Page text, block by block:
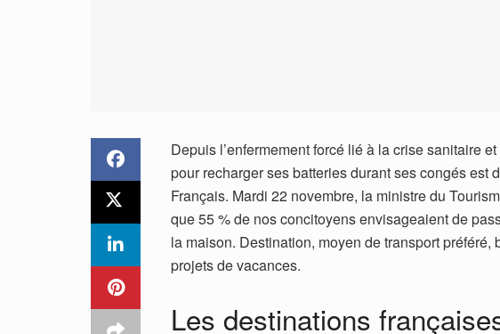
Depuis l’enfermement forcé lié à la crise sanitaire
pour recharger ses batteries durant ses congés est
Français. Mardi 22 novembre, la ministre du
que 55 % de nos concitoyens envisageaient de
la maison. Destination, moyen de transport préféré,
projets de vacances.
Les destinations